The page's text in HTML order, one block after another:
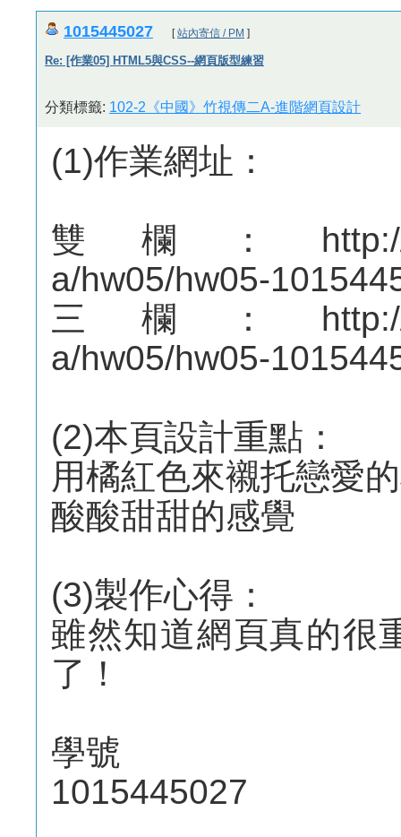
1015445027 [站內寄信 / PM ]
Re: [作業05] HTML5與CSS--網頁版型練習
分類標籤: 102-2《中國》竹視傳二A-進階網頁設計
(1)作業網址：
雙欄：http://
a/hw05/hw05-
三欄：http://
a/hw05/hw05-
(2)本頁設計重點：
用橘紅色來襯托戀愛
酸酸甜甜的感覺
(3)製作心得：
雖然知道網頁真的很
了！
學號
1015445027